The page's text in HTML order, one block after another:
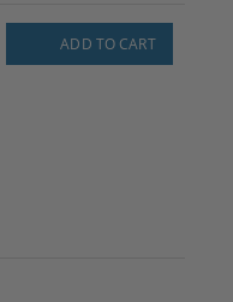
ADD TO CART